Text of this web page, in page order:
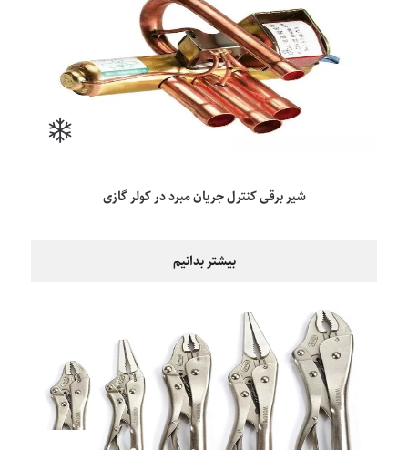
شیر برقی کنترل جریان مبرد در کولر گازی
بیشتر بدانیم